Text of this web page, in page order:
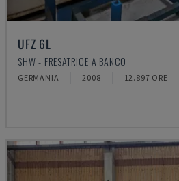
UFZ 6L
SHW - FRESATRICE A BANCO
GERMANIA 2008 12.897 ORE